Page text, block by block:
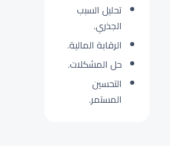
تحليل السبب
الجذري.
الرقابة المالية.
حل المشكلات.
التحسين
المستمر.